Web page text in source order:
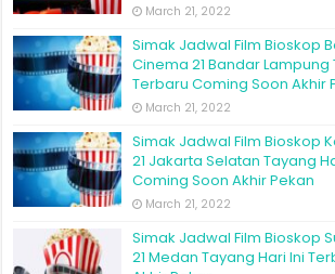
March 21, 2022
Simak Jadwal Film Bioskop
Cinema 21 Bandar Lampung
Terbaru Coming Soon Akhir
March 21, 2022
Simak Jadwal Film Bioskop
21 Jakarta Selatan Tayang
Coming Soon Akhir Pekan
March 21, 2022
Simak Jadwal Film Bioskop
21 Medan Tayang Hari Ini